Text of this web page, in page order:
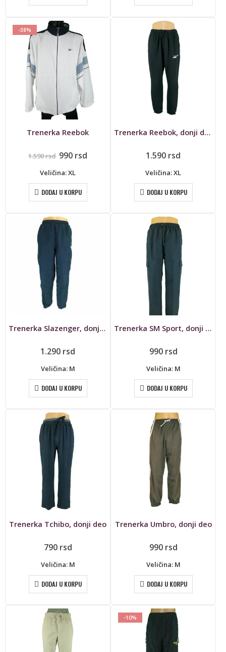
-38%
Trenerka Reebok
1.590rsd Originalna
je
1.590 rsd.
990 rsd
Veličina: XL
DODAJ U KORPU
Trenerka Reebok, donji deo
1.590 rsd
Veličina: XL
DODAJ U KORPU
Trenerka Slazenger, donji deo
1.290 rsd
Veličina: M
DODAJ U KORPU
Trenerka SM Sport, donji deo
990 rsd
Veličina: M
DODAJ U KORPU
Trenerka Tchibo, donji deo
790 rsd
Veličina: M
DODAJ U KORPU
Trenerka Umbro, donji deo
990 rsd
Veličina: M
DODAJ U KORPU
-10%